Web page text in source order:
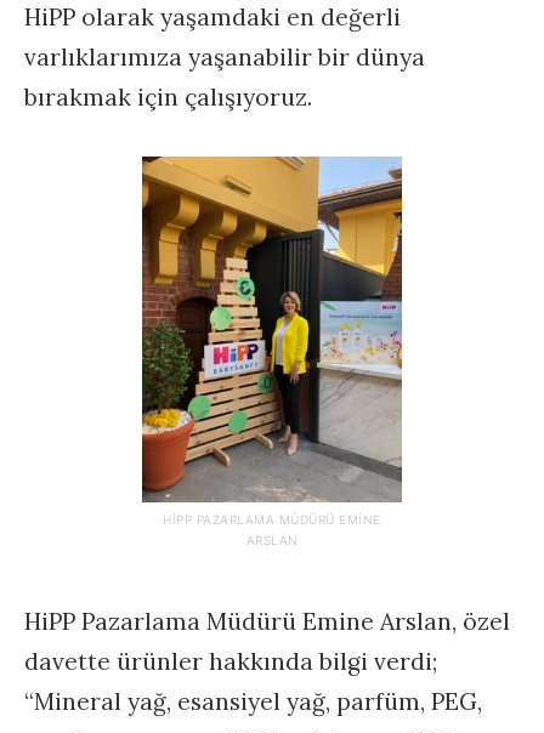
HiPP olarak yaşamdaki en değerli
varlıklarımıza yaşanabilir bir dünya
bırakmak için çalışıyoruz.
HIPP PAZARLAMA MÜDÜRÜ EMINE
ARSLAN
HiPP Pazarlama Müdürü Emine Arslan, özel
davette ürünler hakkında bilgi verdi;
“Mineral yağ, esansiyel yağ, parfüm, PEG,